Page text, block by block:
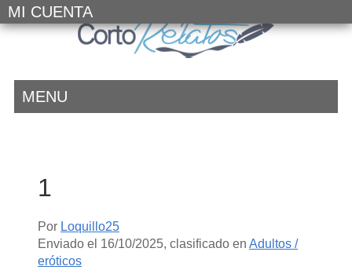
MI CUENTA
MENU
1
Por Loquillo25
Enviado el 16/10/2025, clasificado en Adultos /
eróticos